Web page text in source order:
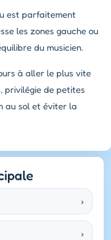
est parfaitement
les zones gauche ou
du musicien.
à aller le plus vite
privilégie de petites
au sol et éviter la
›
›